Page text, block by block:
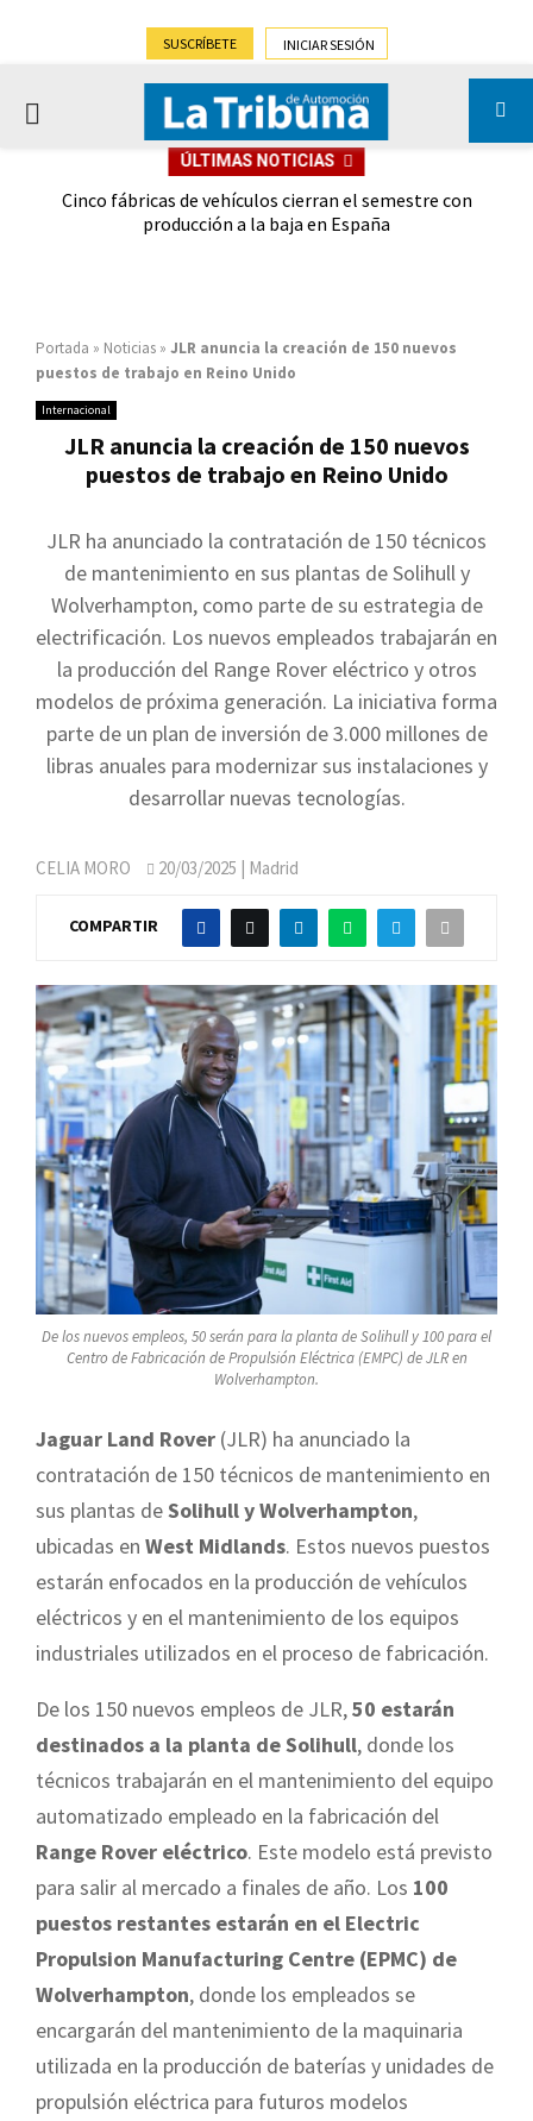
SUSCRÍBETE INICIAR SESIÓN
PRIMARY
ÚLTIMAS NOTICIAS
Cinco fábricas de vehículos cierran el semestre con
producción a la baja en España
Portada » Noticias » JLR anuncia la creación de 150 nuevos
puestos de trabajo en Reino Unido
Internacional
JLR anuncia la creación de 150 nuevos
puestos de trabajo en Reino Unido
JLR ha anunciado la contratación de 150 técnicos
de mantenimiento en sus plantas de Solihull y
Wolverhampton, como parte de su estrategia de
electrificación. Los nuevos empleados trabajarán en
la producción del Range Rover eléctrico y otros
modelos de próxima generación. La iniciativa forma
parte de un plan de inversión de 3.000 millones de
libras anuales para modernizar sus instalaciones y
desarrollar nuevas tecnologías.
CELIA MORO 20/03/2025 | Madrid
COMPARTIR
De los nuevos empleos, 50 serán para la planta de Solihull y 100 para el
Centro de Fabricación de Propulsión Eléctrica (EMPC) de JLR en
Wolverhampton.
Jaguar Land Rover (JLR) ha anunciado la
contratación de 150 técnicos de mantenimiento en
sus plantas deSolihull y Wolverhampton,
ubicadas en West Midlands. Estos nuevos puestos
estarán enfocados en la producción de vehículos
eléctricos y en el mantenimiento de los equipos
industriales utilizados en el proceso de fabricación.
De los 150 nuevos empleos de JLR,50 estarán
destinados a la planta de Solihull, donde los
técnicos trabajarán en el mantenimiento del equipo
automatizado empleado en la fabricación del
Range Rover eléctrico. Este modelo está previsto
para salir al mercado a finales de año. Los 100
puestos restantes estarán en el Electric
Propulsion Manufacturing Centre (EPMC) de
Wolverhampton, donde los empleados se
encargarán del mantenimiento de la maquinaria
utilizada en la producción de baterías y unidades de
propulsión eléctrica para futuros modelos